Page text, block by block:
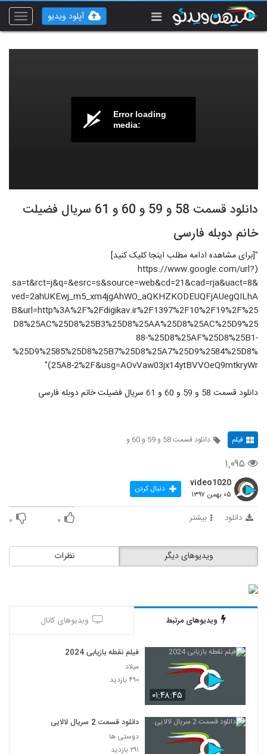
Toggle
آپلود ویدیو
Error loading
media:
دانلود قسمت 58 و 59 و 60 و 61 سریال فضیلت
خانم دوبله فارسی
"[برای مشاهده ادامه مطلب اینجا کلیک کنید]
(https://www.google.com/url?
sa=t&rct=j&q=&esrc=s&source=web&cd=21&cad=rja&uact=8&
ved=2ahUKEwj_m5_xm4jgAhWO_aQKHZKODEUQFjAUegQILhA
B&url=http%3A%2F%2Fdigikav.ir%2F1397%2F10%2F19%2F%25
D8%25AC%25D8%25B3%25D8%25AA%25D8%25AC%25D9%25
88-%25D8%25AF%25D8%25B1-
%25D9%2585%25D8%25B7%25D8%25A7%25D9%2584%25D8%
25A8-2%2F&usg=AOvVaw03jx14ytBVVOeQ9mtkryWr)"
دانلود قسمت 58 و 59 و 60 و 61 سریال فضیلت خانم دوبله فارسی
فیلم دانلود قسمت 58 و 59 و 60 و
۱,۰۹۵
video1020
۰۵ بهمن ۱۳۹۷ دنبال کردن
دانلود بیشتر ۰ ۰
نظرات ویدیوهای دیگر
ویدیوهای مرتبط ویدیوهای کانال
۰۱:۴۸:۴۵
فیلم نقطه بازیابی 2024
میلاد
۴۹۰ بازدید
دانلود قسمت 2 سریال لالایی
دوستی ها
۲۹۱ بازدید